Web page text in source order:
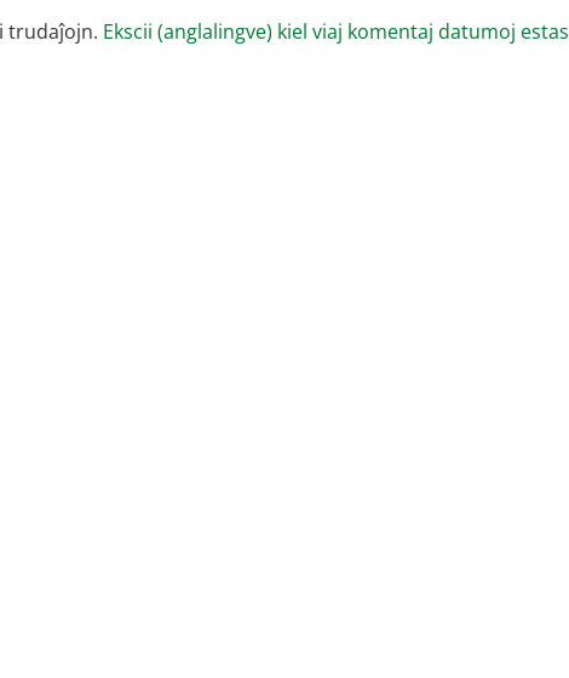
trudaĵojn. Ekscii (anglalingve) kiel viaj komentaj datumoj estas